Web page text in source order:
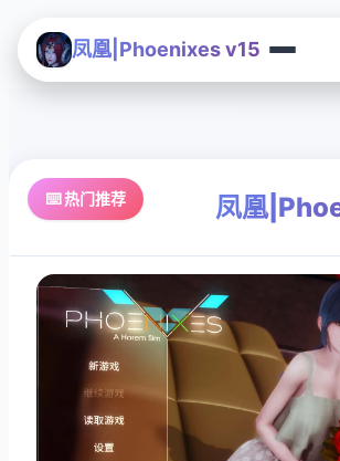
凤凰|Phoenixes v15
⌨️ 热门推荐 凤凰